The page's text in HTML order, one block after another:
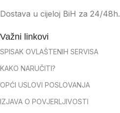
Dostava u cijeloj BiH za 24/48h.
Važni linkovi
SPISAK OVLAŠTENIH SERVISA
KAKO NARUČITI?
OPĆI USLOVI POSLOVANJA
IZJAVA O POVJERLJIVOSTI